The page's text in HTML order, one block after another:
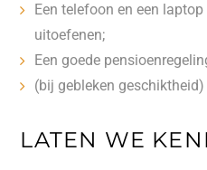
Een telefoon en een
uitoefenen;
Een goede
(bij gebleken
LATEN WE